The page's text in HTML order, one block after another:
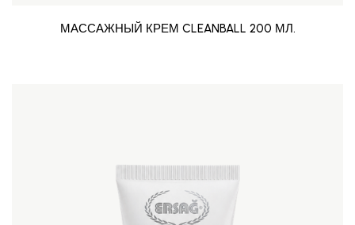
МАССАЖНЫЙ КРЕМ CLEANBALL 200 МЛ.